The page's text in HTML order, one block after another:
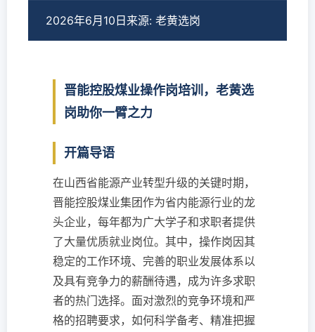
2026年6月10日 来源: 老黄选岗
晋能控股煤业操作岗培训，老黄选
岗助你一臂之力
开篇导语
在山西省能源产业转型升级的关键时期，
晋能控股煤业集团作为省内能源行业的龙
头企业，每年都为广大学子和求职者提供
了大量优质就业岗位。其中，操作岗因其
稳定的工作环境、完善的职业发展体系以
及具有竞争力的薪酬待遇，成为许多求职
者的热门选择。面对激烈的竞争环境和严
格的招聘要求，如何科学备考、精准把握